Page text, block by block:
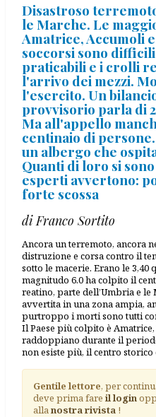
Disastroso
le Marche. Le
Amatrice, Accumoli
soccorsi sono
praticabili e i crolli
l'arrivo dei mezzi.
l'esercito. Un
provvisorio parla di
Ma all'appello
centinaio di
un albergo che
Quanti di loro si
esperti avvertono:
forte scossa
di Franco Sortito
Ancora un terremoto, ancora
distruzione e corsa contro il
sotto le macerie. Erano le 3,40
magnitudo 6.0 ha colpito il
reatino, parte dell’Umbria e le
avvertita in una zona ampia,
purtroppo i morti sono tutti
Il Paese più colpito è
raddoppiano durante il
non esiste più, il centro storico
Gentile lettore, per
deve prima fare il login
allanostra rivista !